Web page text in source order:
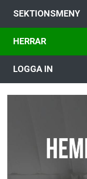
SEKTIONSMENY
HERRAR
LOGGA IN